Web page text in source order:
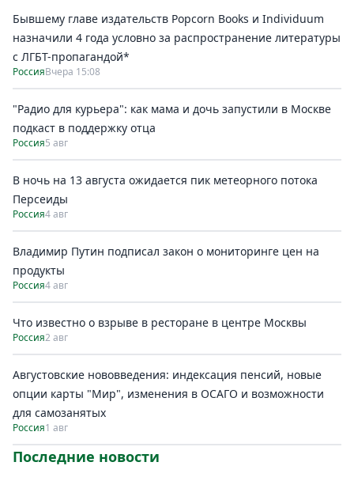
Бывшему главе издательств Popcorn Books и Individuum
назначили 4 года условно за распространение литературы
с ЛГБТ-пропагандой*
РоссияВчера 15:08
"Радио для курьера": как мама и дочь запустили в Москве
подкаст в поддержку отца
Россия5 авг
В ночь на 13 августа ожидается пик метеорного потока
Персеиды
Россия4 авг
Владимир Путин подписал закон о мониторинге цен на
продукты
Россия4 авг
Что известно о взрыве в ресторане в центре Москвы
Россия2 авг
Августовские нововведения: индексация пенсий, новые
опции карты "Мир", изменения в ОСАГО и возможности
для самозанятых
Россия1 авг
Последние новости